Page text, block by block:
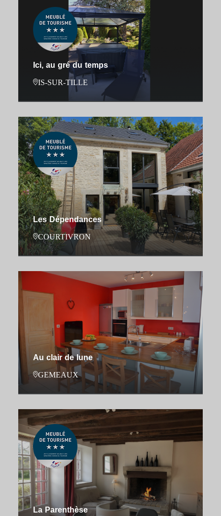
Ici, au gré du temps
IS-SUR-TILLE
Les Dépendances
COURTIVRON
Au clair de lune
GEMEAUX
La Parenthèse